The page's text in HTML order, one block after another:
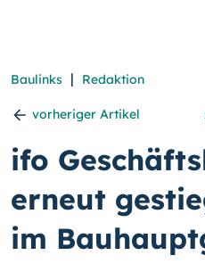
Baulinks | Redaktion
vorheriger Artikel
ifo
erneut
im